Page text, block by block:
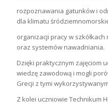
rozpoznawania gatunków i
dla klimatu
organizacji pracy w
oraz systemów nawadniania.
Dzięki praktycznym zajęciom
wiedzę zawodową i mogli
Grecji z tymi
Z kolei uczniowie Technikum